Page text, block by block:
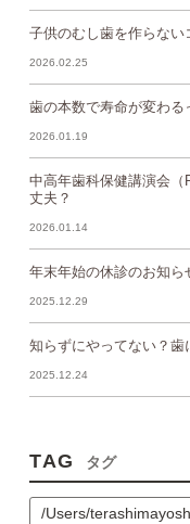
子供のむし歯を作らない
2026.02.25
歯の本数で寿命が変わる
2026.01.19
中高年歯科保健講演会
丈夫？
2026.01.14
年末年始の休診のお知ら
2025.12.29
知らずにやってない？歯
2025.12.24
TAG タグ
/Users/